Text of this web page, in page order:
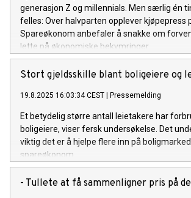
generasjon Z og millennials. Men særlig én
felles: Over halvparten opplever kjøpepress
Spareøkonom anbefaler å snakke om
lette på økonomiske bekymringer.
Stort gjeldsskille blant boligeiere og
19.8.2025 16:03:34 CEST | Pressemelding
Et betydelig større antall leietakere har
boligeiere, viser fersk undersøkelse. Det
viktig det er å hjelpe flere inn på
spareøkonom.
- Tullete at få sammenligner pris på